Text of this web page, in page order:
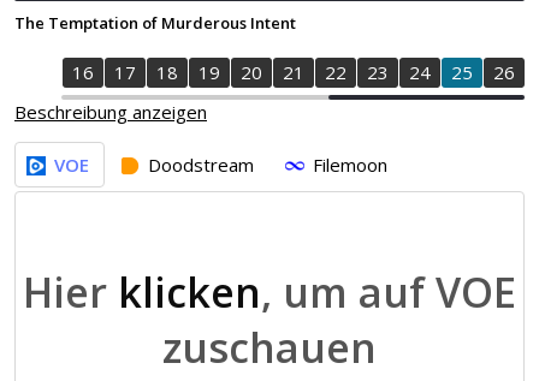
The Temptation of Murderous Intent
16 17 18 19 20 21 22 23 24 25
26
Beschreibung anzeigen
VOE Doodstream Filemoon
Hier klicken, um auf VOE
zuschauen